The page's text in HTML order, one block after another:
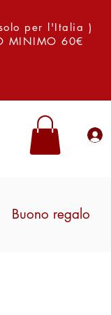
per l'Italia )
MINIMO 60€
Buono regalo